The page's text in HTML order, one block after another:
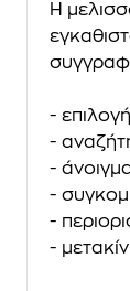
Η
-
-
-
-
-
-